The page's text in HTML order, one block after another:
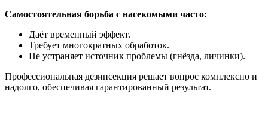
Самостоятельная борьба с насекомыми часто:
Даёт временный эффект.
Требует многократных обработок.
Не устраняет источник проблемы (гнёзда, личинки).
Профессиональная дезинсекция решает вопрос комплексно и
надолго, обеспечивая гарантированный результат.